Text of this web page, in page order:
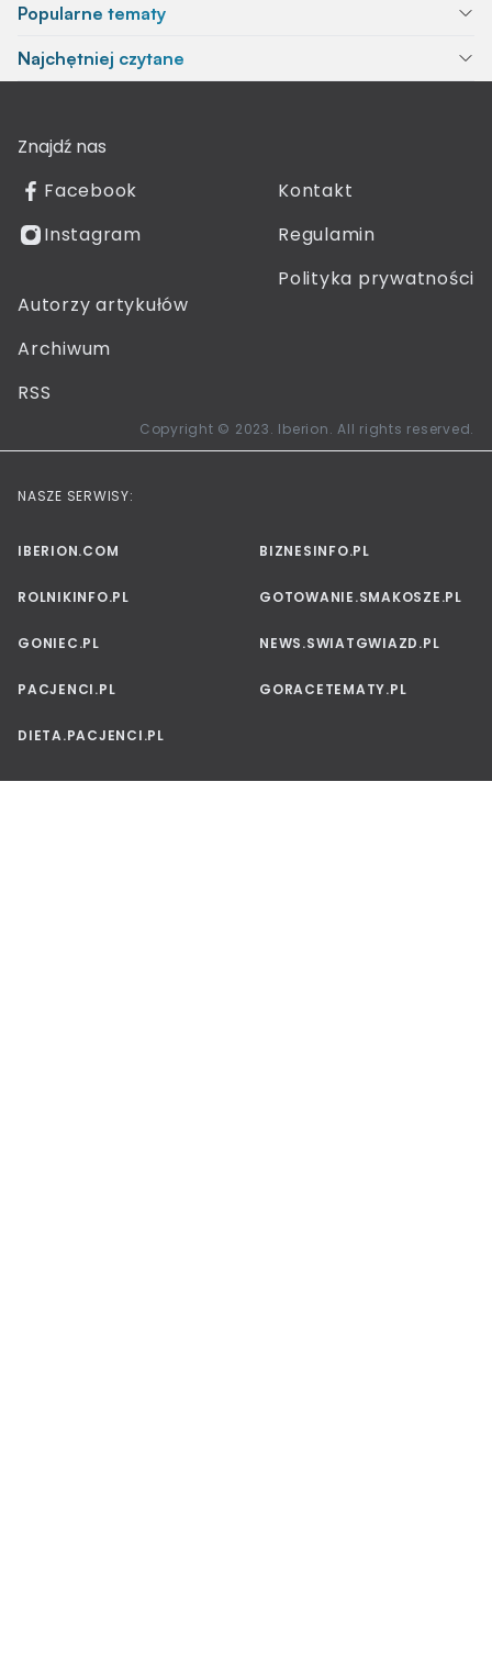
Popularne tematy
Najchętniej czytane
Znajdź nas
Facebook
Instagram
Kontakt
Regulamin
Polityka prywatności
Autorzy artykułów
Archiwum
RSS
Copyright © 2023. Iberion. All rights reserved.
NASZE SERWISY:
IBERION.COM BIZNESINFO.PL
ROLNIKINFO.PL GOTOWANIE.SMAKOSZE.PL
GONIEC.PL NEWS.SWIATGWIAZD.PL
PACJENCI.PL GORACETEMATY.PL
DIETA.PACJENCI.PL